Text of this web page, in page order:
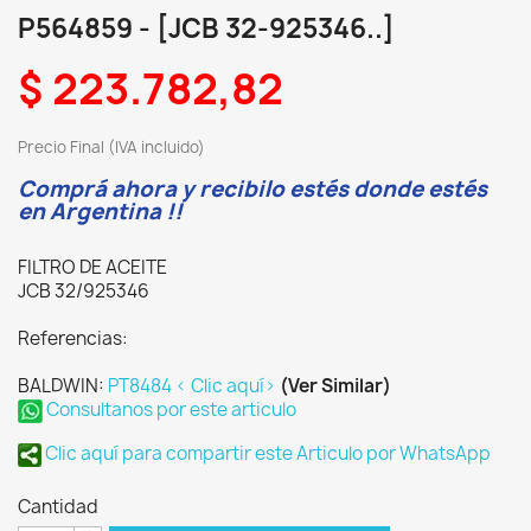
P564859 - [JCB 32-925346..]
$ 223.782,82
Precio Final (IVA incluido)
Comprá ahora y recibilo estés donde estés
en Argentina !!
FILTRO DE ACEITE
JCB 32/925346
Referencias:
BALDWIN: PT8484 < Clic aquí> (Ver Similar)
Consultanos por este articulo
Clic aquí para compartir este Articulo por WhatsApp
Cantidad